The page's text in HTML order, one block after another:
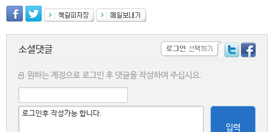
소셜댓글
원하는 계정으로 로그인 후 댓글을 작성하여 주십시요.
입력